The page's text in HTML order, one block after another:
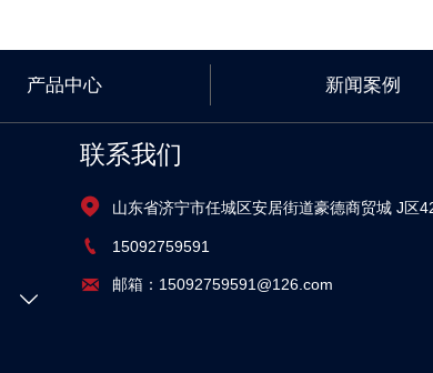
产品中心 新闻案例

联系我们

 15092759591
 邮箱：15092759591@126.com